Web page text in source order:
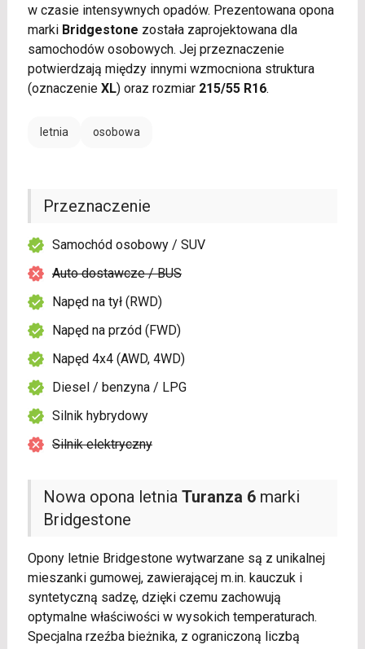
w czasie intensywnych opadów. Prezentowana opona
marki Bridgestone została zaprojektowana dla
samochodów osobowych. Jej przeznaczenie
potwierdzają między innymi wzmocniona struktura
(oznaczenie XL) oraz rozmiar 215/55 R16.
letnia osobowa
Nowa opona letnia Turanza 6marki
Bridgestone
Opony letnie Bridgestone wytwarzane są z unikalnej
mieszanki gumowej, zawierającej m.in. kauczuk i
syntetyczną sadzę, dzięki czemu zachowują
optymalne właściwości w wysokich temperaturach.
Specjalna rzeźba bieżnika, z ograniczoną liczbą
Przeznaczenie
Samochód osobowy / SUV
Auto dostawcze / BUS
Napęd na tył (RWD)
Napęd na przód (FWD)
Napęd 4x4 (AWD, 4WD)
Diesel / benzyna / LPG
Silnik hybrydowy
Silnik elektryczny